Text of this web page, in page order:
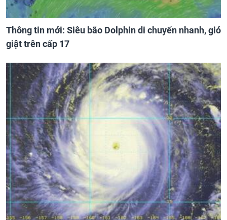
Thông tin mới: Siêu bão Dolphin di chuyển nhanh, gió
giật trên cấp 17